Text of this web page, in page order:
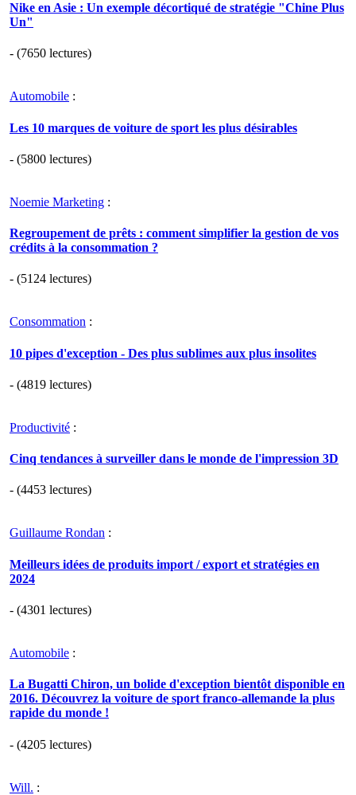
Nike en Asie : Un exemple décortiqué de stratégie "Chine Plus
Un"
- (7650 lectures)
Automobile :
Les 10 marques de voiture de sport les plus désirables
- (5800 lectures)
Noemie Marketing :
Regroupement de prêts : comment simplifier la gestion de vos
crédits à la consommation ?
- (5124 lectures)
Consommation :
10 pipes d'exception - Des plus sublimes aux plus insolites
- (4819 lectures)
Productivité :
Cinq tendances à surveiller dans le monde de l'impression 3D
- (4453 lectures)
Guillaume Rondan :
Meilleurs idées de produits import / export et stratégies en
2024
- (4301 lectures)
Automobile :
La Bugatti Chiron, un bolide d'exception bientôt disponible en
2016. Découvrez la voiture de sport franco-allemande la plus
rapide du monde !
- (4205 lectures)
Will. :